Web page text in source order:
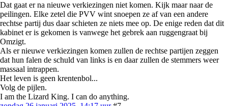
Dat gaat er na nieuwe verkiezingen niet komen. Kijk maar naar de
peilingen. Elke zetel die PVV wint snoepen ze af van een andere
rechtse partij dus daar schieten ze niets mee op. De enige reden dat dit
kabinet er is gekomen is vanwege het gebrek aan ruggengraat bij
Omzigt.
Als er nieuwe verkiezingen komen zullen de rechtse partijen zeggen
dat hun falen de schuld van links is en daar zullen de stemmers weer
massaal intrappen.
Het leven is geen krentenbol...
Volg de pijlen.
I am the Lizard King. I can do anything.